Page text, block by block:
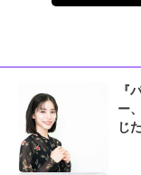
『
ー
じ